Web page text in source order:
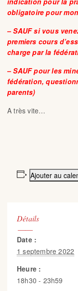
obligatoire pour
– SAUF si vous
premiers cours
charge par la
– SAUF pour les
fédération,
parents)
A très vite…
Ajouter au
Détails
Date :
1 septembre 2022
Heure :
18h30 - 23h59